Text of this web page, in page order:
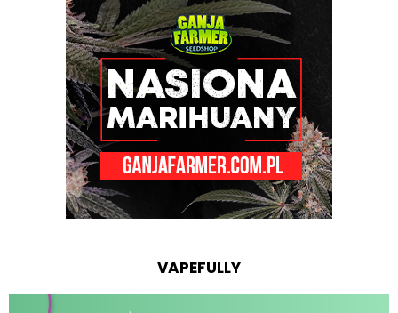
VAPEFULLY